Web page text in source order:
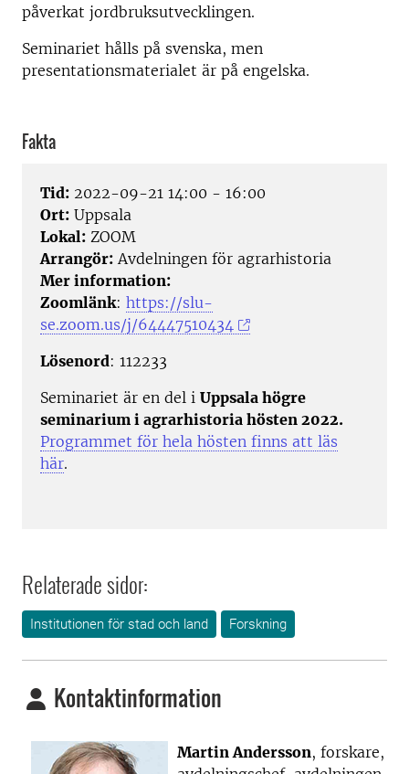
påverkat jordbruksutvecklingen.
Seminariet hålls på svenska, men
presentationsmaterialet är på engelska.
Fakta
Tid: 2022-09-21 14:00 - 16:00
Ort: Uppsala
Lokal: ZOOM
Arrangör: Avdelningen för agrarhistoria
Mer information:
Zoomlänk: https://slu-
se.zoom.us/j/64447510434
Lösenord: 112233
Seminariet är en del i Uppsala högre
seminarium i agrarhistoria hösten 2022.
Programmet för hela hösten finns att läs
här.
Relaterade sidor:
Institutionen för stad och land Forskning
Kontaktinformation
Martin Andersson, forskare,